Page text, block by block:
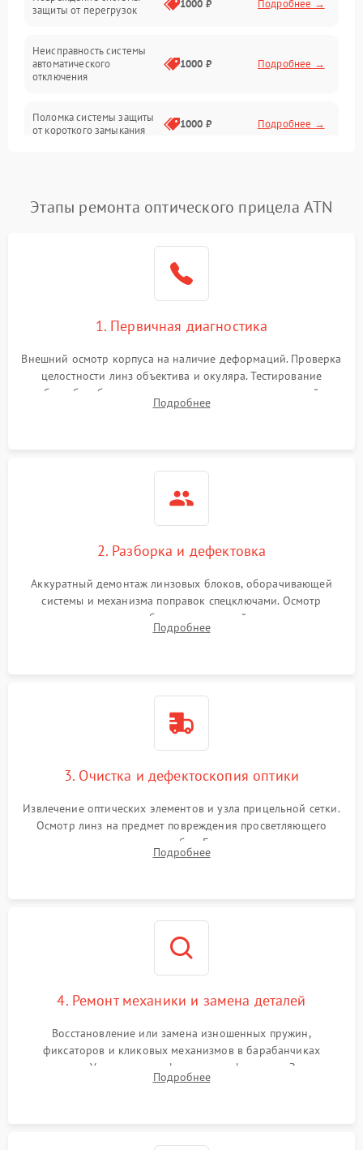
Электропитание
Механика
Корпус/Герметичность
защиты от перегрузок
1000 ₽ Подробнее →
Неисправность системы
автоматического
отключения
1000 ₽ Подробнее →
Поломка системы защиты
от короткого замыкания
1000 ₽ Подробнее →
1000 ₽
защиты от перегрева
Поломка системы защиты
1000 ₽
Этапы ремонта оптического прицела ATN
1. Первичная диагностика
Внешний осмотр корпуса на наличие деформаций. Проверка
целостности линз объектива и окуляра. Тестирование
работы барабанчиков ввода поправок, кольца отстройки
параллакса и зума. Выявление сколов, внутренних
Подробнее
2. Разборка и дефектовка
Аккуратный демонтаж линзовых блоков, оборачивающей
системы и механизма поправок спецключами. Осмотр
внутренних резьбовых соединений, пружин и
уплотнительных колец. Поиск причин люфта, смещения
Подробнее
3. Очистка и дефектоскопия оптики
Извлечение оптических элементов и узла прицельной сетки.
Осмотр линз на предмет повреждения просветляющего
покрытия или появления грибка. Бережная очистка стекол
спецрастворами. Проверка целостности гравированной
Подробнее
4. Ремонт механики и замена деталей
Восстановление или замена изношенных пружин,
фиксаторов и кликовых механизмов в барабанчиках
поправок. Устранение люфтов в трансфокаторе. Замена
поврежденных линз, разбитой сетки или восстановление
Подробнее